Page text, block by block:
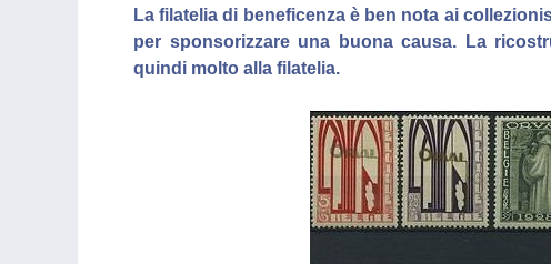
La filatelia di beneficenza è ben nota ai
per sponsorizzare una buona causa. La
quindi molto alla filatelia.